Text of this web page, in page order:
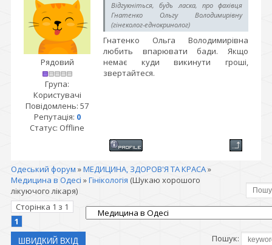
Рядовий
Група:
Користувачі
Повідомлень: 57
Репутація: 0
Статус: Offline
Відгукніться, будь ласка, про фахівця
Гнатенко Ольгу Володимирівну
(гінеколог-еднокринолог)
Гнатенко Ольга Володимирівна
любить впарювати бади. Якщо
немає куди викинути гроші,
звертайтеся.
Одеський форум »МЕДИЦИНА, ЗДОРОВ'Я ТА КРАСА»
Медицина в Одесі »Гінікологія (Шукаю хорошого
лікуючого лікаря)
Сторінка 1 з 1
1
Пошук: